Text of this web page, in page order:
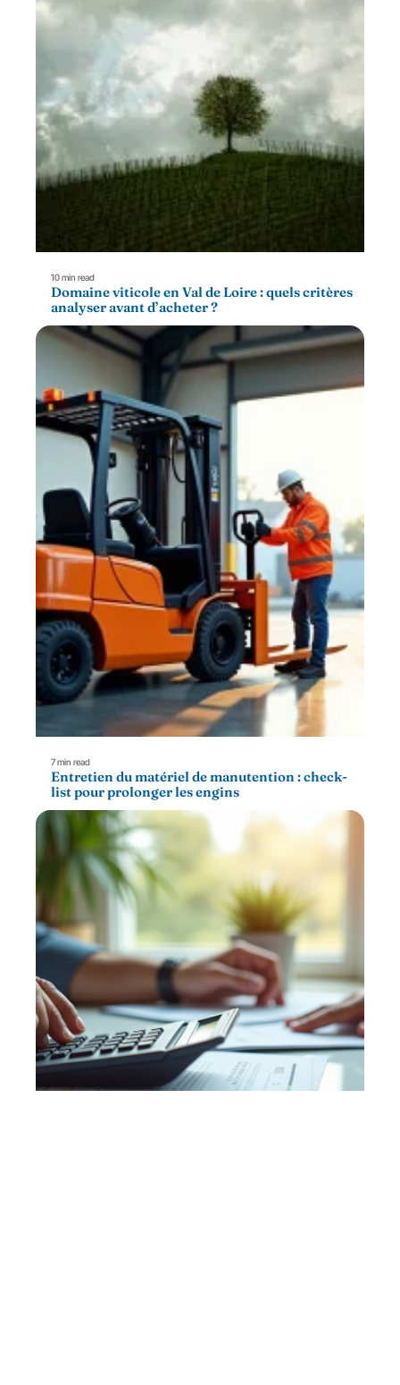
10 min read
Domaine viticole en Val de Loire : quels critères
analyser avant d’acheter ?
7 min read
Entretien du matériel de manutention : check-
list pour prolonger les engins